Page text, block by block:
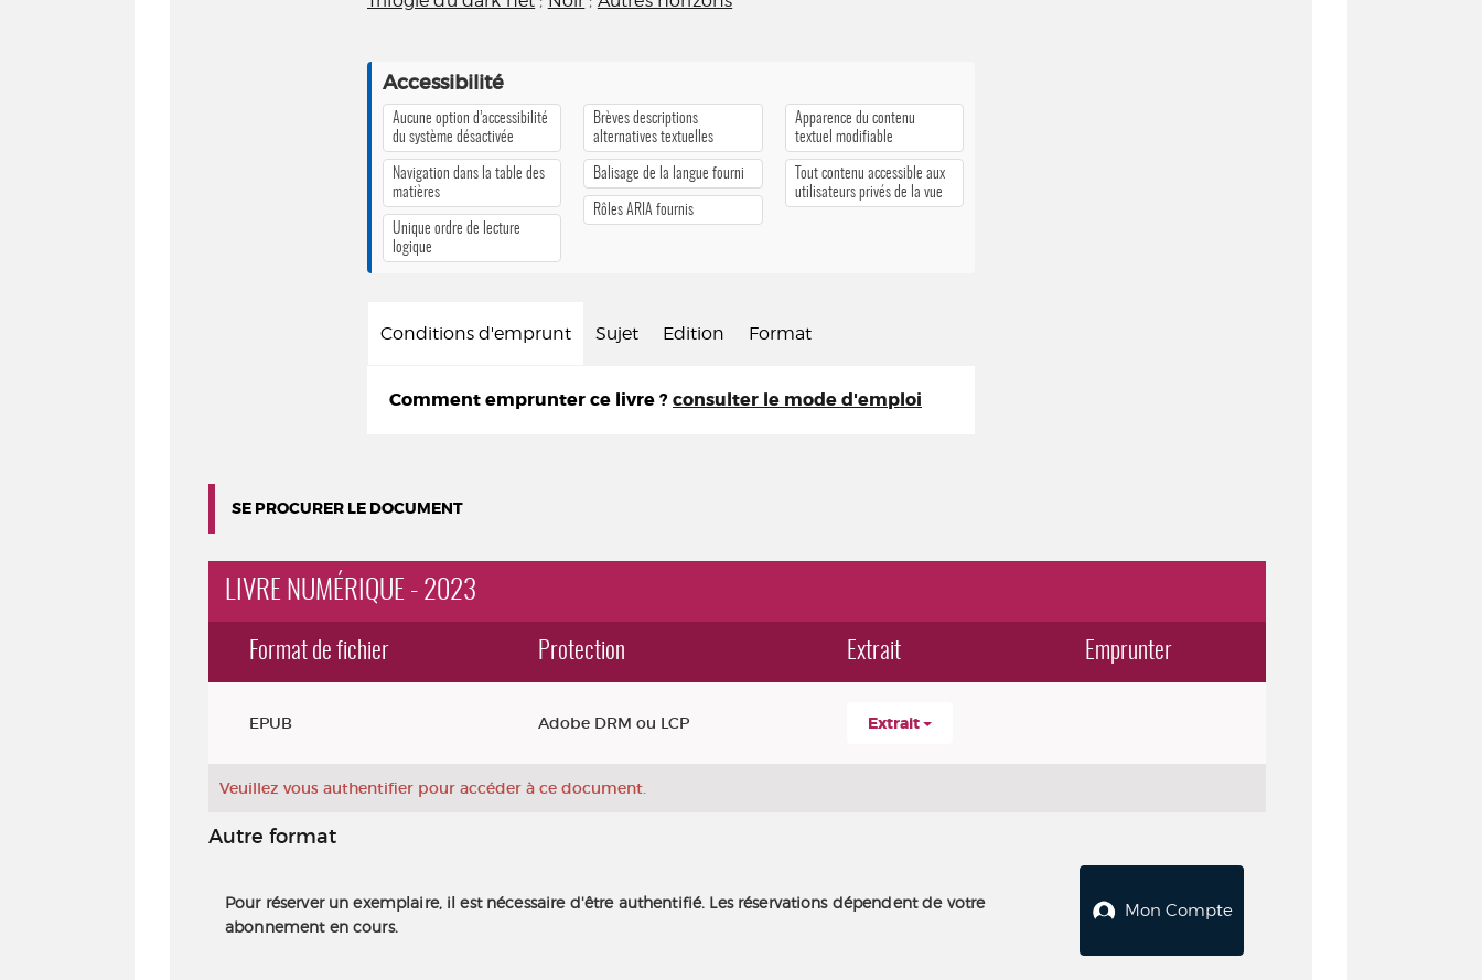
Accessibilité
Aucune option d’accessibilité
du système désactivée
Navigation dans la table des
matières
Unique ordre de lecture
logique
Brèves descriptions
alternatives textuelles
Balisage de la langue fourni
Rôles ARIA fournis
Apparence du contenu
textuel modifiable
Tout contenu accessible aux
utilisateurs privés de la vue
Conditions d'emprunt Sujet Edition Format
Comment emprunter ce livre ? consulter le mode d'emploi
SE PROCURER LE DOCUMENT
LIVRE NUMÉRIQUE - 2023
Format de fichier Protection Extrait Emprunter
EPUB Adobe DRM ou LCP Extrait
Veuillez vous authentifier pour accéder à ce document.
Autre format
Pour réserver un exemplaire, il est nécessaire d'être authentifié. Les réservations dépendent de votre
abonnement en cours.
Mon Compte